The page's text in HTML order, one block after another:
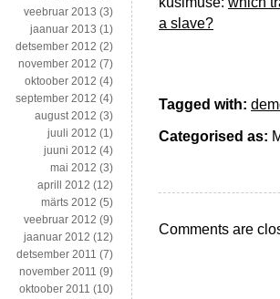
a slave?
Tagged with:
Categorised as:
Comments are
veebruar 2013 (3)
jaanuar 2013 (1)
detsember 2012 (2)
november 2012 (7)
oktoober 2012 (4)
september 2012 (4)
august 2012 (3)
juuli 2012 (1)
juuni 2012 (4)
mai 2012 (3)
aprill 2012 (12)
märts 2012 (5)
veebruar 2012 (9)
jaanuar 2012 (12)
detsember 2011 (7)
november 2011 (9)
oktoober 2011 (10)